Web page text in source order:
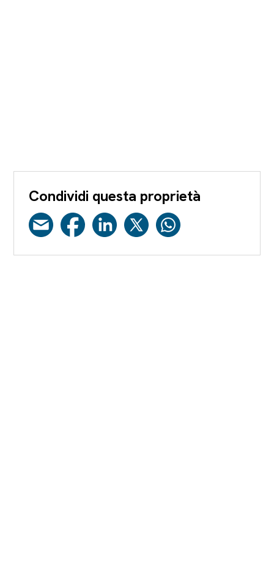
Condividi questa proprietà